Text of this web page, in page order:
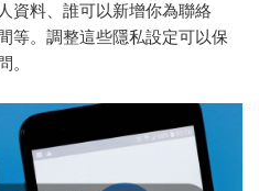
資料、誰可以新增你為聯絡
等。調整這些隱私設定可以保
。